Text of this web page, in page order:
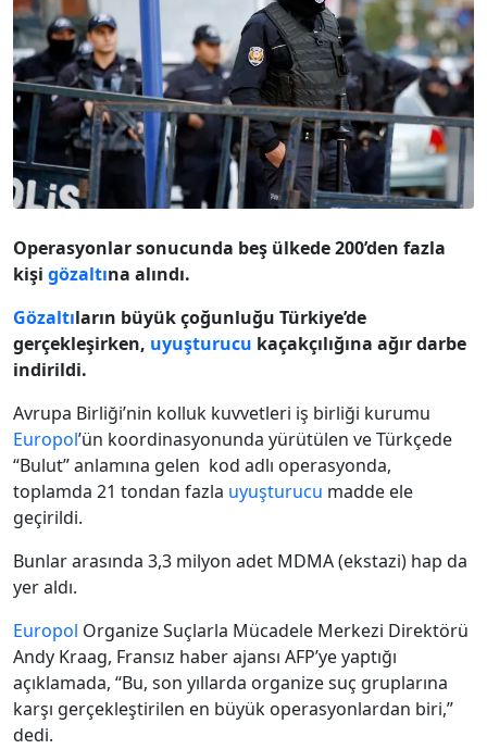
Operasyonlar sonucunda beş ülkede 200’den fazla
kişi gözaltına alındı.
Gözaltıların büyük çoğunluğu Türkiye’de
gerçekleşirken, uyuşturucu kaçakçılığına ağır darbe
indirildi.
Avrupa Birliği’nin kolluk kuvvetleri iş birliği kurumu
Europol’ün koordinasyonunda yürütülen ve Türkçede
“Bulut” anlamına gelen kod adlı operasyonda,
toplamda 21 tondan fazla uyuşturucu madde ele
geçirildi.
Bunlar arasında 3,3 milyon adet MDMA (ekstazi) hap da
yer aldı.
Europol Organize Suçlarla Mücadele Merkezi Direktörü
Andy Kraag, Fransız haber ajansı AFP’ye yaptığı
açıklamada, “Bu, son yıllarda organize suç gruplarına
karşı gerçekleştirilen en büyük operasyonlardan biri,”
dedi.